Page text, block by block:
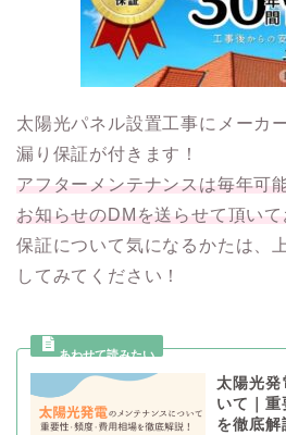
太陽光パネル設置工事にメーカ
漏り保証が付きます！
アフターメンテナンスは毎年可
お知らせのDMを送らせて頂いて
保証について気になるかたは、
してみてください！
太陽光発
いて｜重
を徹底解